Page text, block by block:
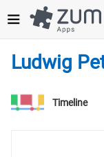
zum
Inhalt
Ludwig
Timeline